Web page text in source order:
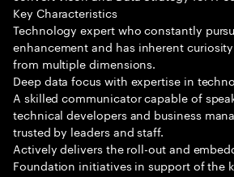
Key Characteristics
Technology expert who constantly
enhancement and has inherent
from multiple dimensions.
Deep data focus with expertise in
A skilled communicator capable of
technical developers and business
trusted by leaders and staff.
Actively delivers the roll-out and
Foundation initiatives in support of the